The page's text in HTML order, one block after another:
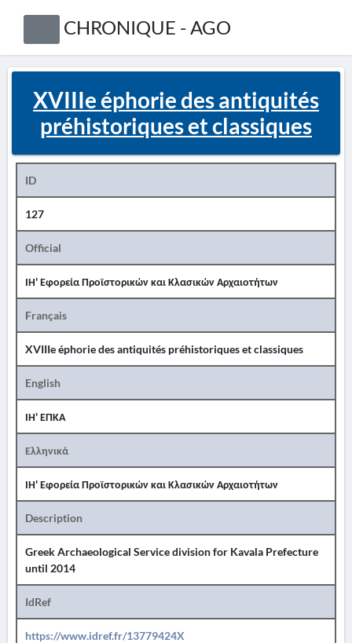
CHRONIQUE - AGO
XVIIIe éphorie des antiquités
préhistoriques et classiques
ID
127
Official
ΙΗ' Εφορεία Προϊστορικών και Κλασικών Αρχαιοτήτων
Français
XVIIIe éphorie des antiquités préhistoriques et classiques
English
ΙΗ' ΕΠΚΑ
Ελληνικά
ΙΗ' Εφορεία Προϊστορικών και Κλασικών Αρχαιοτήτων
Description
Greek Archaeological Service division for Kavala Prefecture
until 2014
IdRef
https://www.idref.fr/13779424X